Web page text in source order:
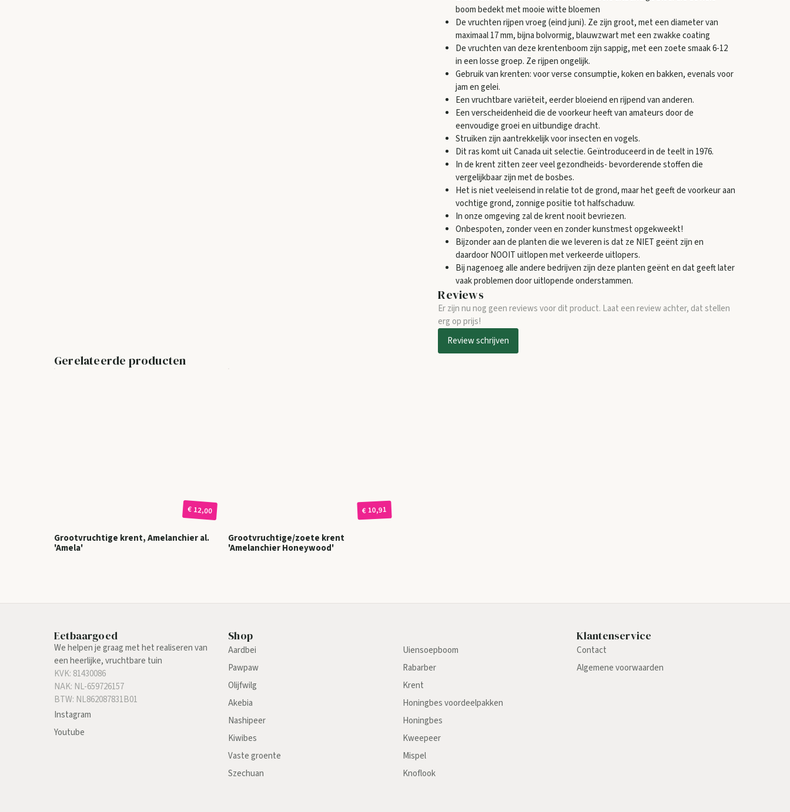
boom bedekt met mooie witte bloemen
De vruchten rijpen vroeg (eind juni). Ze zijn groot, met een diameter van
maximaal 17 mm, bijna bolvormig, blauwzwart met een zwakke coating
De vruchten van deze krentenboom zijn sappig, met een zoete smaak 6-12
in een losse groep. Ze rijpen ongelijk.
Gebruik van krenten: voor verse consumptie, koken en bakken, evenals voor
jam en gelei.
Een vruchtbare variëteit, eerder bloeiend en rijpend van anderen.
Een verscheidenheid die de voorkeur heeft van amateurs door de
eenvoudige groei en uitbundige dracht.
Struiken zijn aantrekkelijk voor insecten en vogels.
Dit ras komt uit Canada uit selectie. Geïntroduceerd in de teelt in 1976.
In de krent zitten zeer veel gezondheids- bevorderende stoffen die
vergelijkbaar zijn met de bosbes.
Het is niet veeleisend in relatie tot de grond, maar het geeft de voorkeur aan
vochtige grond, zonnige positie tot halfschaduw.
In onze omgeving zal de krent nooit bevriezen.
Onbespoten, zonder veen en zonder kunstmest opgekweekt!
Bijzonder aan de planten die we leveren is dat ze NIET geënt zijn en
daardoor NOOIT uitlopen met verkeerde uitlopers.
Bij nagenoeg alle andere bedrijven zijn deze planten geënt en dat geeft later
vaak problemen door uitlopende onderstammen.
Reviews
Er zijn nu nog geen reviews voor dit product. Laat een review achter, dat stellen
erg op prijs!
Review schrijven
Gerelateerde producten
€ 12,00
Grootvruchtige krent, Amelanchier al.
'Amela'
€ 10,91
Grootvruchtige/zoete krent
'Amelanchier Honeywood'
Eetbaargoed
We helpen je graag met het realiseren van
een heerlijke, vruchtbare tuin
KVK: 81430086
NAK: NL-659726157
BTW: NL862087831B01
Instagram
Youtube
Shop
Aardbei
Pawpaw
Olijfwilg
Akebia
Nashipeer
Kiwibes
Vaste groente
Szechuan
Uiensoepboom
Rabarber
Krent
Honingbes voordeelpakken
Honingbes
Kweepeer
Mispel
Knoflook
Klantenservice
Contact
Algemene voorwaarden